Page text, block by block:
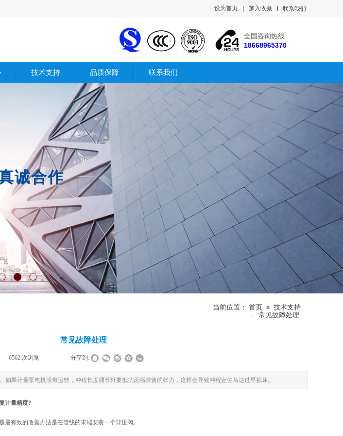
设为首页 加入收藏 联系我们
全国咨询热线
18668965370
技术支持 品质保障 联系我们
诚合作
当前位置： 首页 ≡ 技术支持
≡ 常见故障处理
常见故障处理
6562 次浏览 分享到:
如果计量泵电机没有运转，冲程长度调节杆要抵抗压缩弹簧的张力，这样会导致冲程定位马达过早损坏。
计量精度?
有效的改善办法是在管线的末端安装一个背压阀。